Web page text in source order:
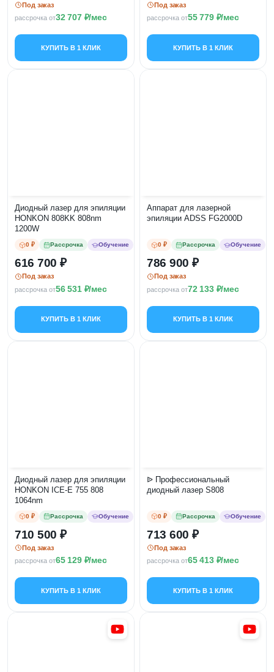
Под заказ
рассрочка от32 707 /мес
КУПИТЬ В 1 КЛИК
Под заказ
рассрочка от55 779 /мес
КУПИТЬ В 1 КЛИК
Диодный лазер для эпиляции
HONKON 808KK 808nm
1200W
0 ₽ Рассрочка Обучение
616 700
Под заказ
рассрочка от56 531 /мес
КУПИТЬ В 1 КЛИК
Аппарат для лазерной
эпиляции ADSS FG2000D
0 ₽ Рассрочка Обучение
786 900
Под заказ
рассрочка от72 133 /мес
КУПИТЬ В 1 КЛИК
Диодный лазер для эпиляции
HONKON ICE-E 755 808
1064nm
0 ₽ Рассрочка Обучение
710 500
Под заказ
рассрочка от65 129 /мес
КУПИТЬ В 1 КЛИК
ᐉ Профессиональный
диодный лазер S808
0 ₽ Рассрочка Обучение
713 600
Под заказ
рассрочка от65 413 /мес
КУПИТЬ В 1 КЛИК